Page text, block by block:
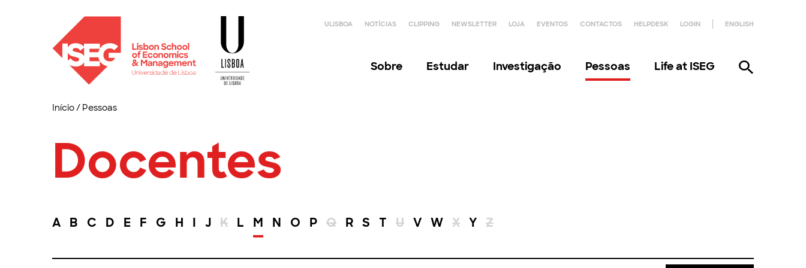
ULISBOA NOTÍCIAS CLIPPING NEWSLETTER LOJA EVENTOS CONTACTOS HELPDESK LOGIN ENGLISH
Sobre Estudar Investigação Pessoas Life at ISEG
Início/ Pessoas
Docentes
A B C D E F G H I J K L M N O P Q R S T U V W X Y Z